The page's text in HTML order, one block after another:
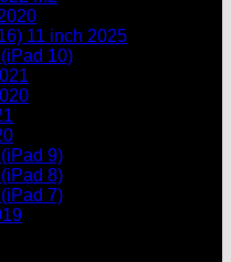
11 inch 2025
10)
9)
8)
7)